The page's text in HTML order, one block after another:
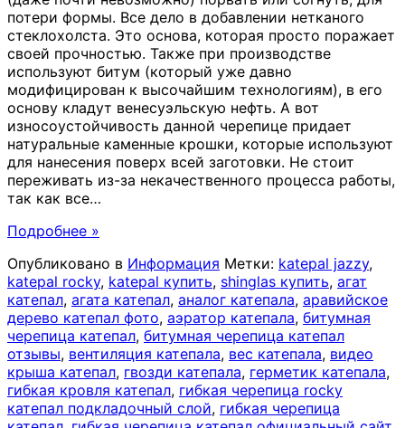
потери формы. Все дело в добавлении нетканого
стеклохолста. Это основа, которая просто поражает
своей прочностью. Также при производстве
используют битум (который уже давно
модифицирован к высочайшим технологиям), в его
основу кладут венесуэльскую нефть. А вот
износоустойчивость данной черепице придает
натуральные каменные крошки, которые используют
для нанесения поверх всей заготовки. Не стоит
переживать из-за некачественного процесса работы,
так как все…
Подробнее »
Опубликовано в Информация Метки: katepal jazzy,
katepal rocky, katepal купить, shinglas купить, агат
катепал, агата катепал, аналог катепала, аравийское
дерево катепал фото, аэратор катепала, битумная
черепица катепал, битумная черепица катепал
отзывы, вентиляция катепала, вес катепала, видео
крыша катепал, гвозди катепала, герметик катепала,
гибкая кровля катепал, гибкая черепица rocky
катепал подкладочный слой, гибкая черепица